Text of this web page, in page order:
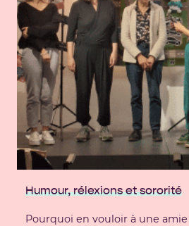
Humour, rélexions et sororité
Pourquoi en vouloir à une